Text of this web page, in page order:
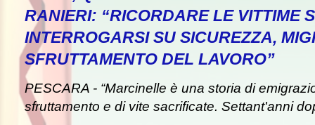
RANIERI: “RICORDARE LE VITTIME
INTERROGARSI SU SICUREZZA,
SFRUTTAMENTO DEL LAVORO”
PESCARA - “Marcinelle è una storia di
sfruttamento e di vite sacrificate. Settant'anni